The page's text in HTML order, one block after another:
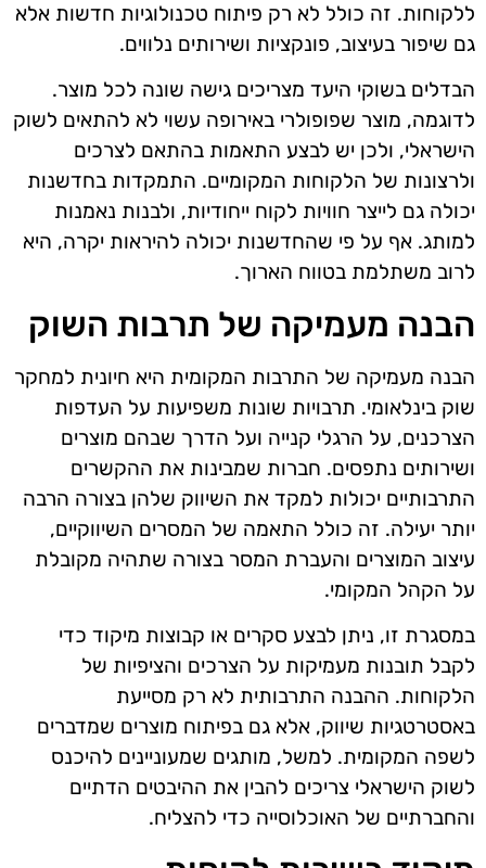
ללקוחות. זה כולל לא רק פיתוח טכנולוגיות חדשות אלא
גם שיפור בעיצוב, פונקציות ושירותים נלווים.
הבדלים בשוקי היעד מצריכים גישה שונה לכל מוצר.
לדוגמה, מוצר שפופולרי באירופה עשוי לא להתאים לשוק
הישראלי, ולכן יש לבצע התאמות בהתאם לצרכים
ולרצונות של הלקוחות המקומיים. התמקדות בחדשנות
יכולה גם לייצר חוויות לקוח ייחודיות, ולבנות נאמנות
למותג. אף על פי שהחדשנות יכולה להיראות יקרה, היא
לרוב משתלמת בטווח הארוך.
הבנה מעמיקה של תרבות השוק
הבנה מעמיקה של התרבות המקומית היא חיונית למחקר
שוק בינלאומי. תרבויות שונות משפיעות על העדפות
הצרכנים, על הרגלי קנייה ועל הדרך שבהם מוצרים
ושירותים נתפסים. חברות שמבינות את ההקשרים
התרבותיים יכולות למקד את השיווק שלהן בצורה הרבה
יותר יעילה. זה כולל התאמה של המסרים השיווקיים,
עיצוב המוצרים והעברת המסר בצורה שתהיה מקובלת
על הקהל המקומי.
במסגרת זו, ניתן לבצע סקרים או קבוצות מיקוד כדי
לקבל תובנות מעמיקות על הצרכים והציפיות של
הלקוחות. ההבנה התרבותית לא רק מסייעת
באסטרטגיות שיווק, אלא גם בפיתוח מוצרים שמדברים
לשפה המקומית. למשל, מותגים שמעוניינים להיכנס
לשוק הישראלי צריכים להבין את ההיבטים הדתיים
והחברתיים של האוכלוסייה כדי להצליח.